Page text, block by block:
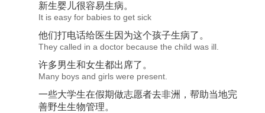
新生婴儿很容易生病。
It is easy for babies to get sick
他们打电话给医生因为这个孩子生病了。
They called in a doctor because the child was ill.
许多男生和女生都出席了。
Many boys and girls were present.
一些大学生在假期做志愿者去非洲，帮助当地完
善野生生物管理。